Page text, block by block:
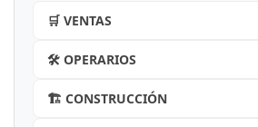
🛒 VENTAS
🛠️ OPERARIOS
🏗️ CONSTRUCCIÓN